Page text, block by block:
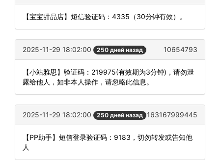
【宝宝甜品店】短信验证码：4335（30分钟有效）。
2025-11-29 18:02:00 250 дней назад 10654793
【小站雅思】验证码：219975(有效期为3分钟)，请勿泄
露给他人，如非本人操作，请忽略此信息。
2025-11-29 18:02:00 250 дней назад 163167999445
【PP助手】短信登录验证码：9183，切勿转发或告知他
人